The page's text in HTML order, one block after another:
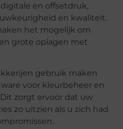
en offsetdruk,
en kwaliteit.
het mogelijk om
grote oplagen met
gebruik maken
voor kleurbeheer en
zorgt ervoor dat uw
zo uitzien als u zich had